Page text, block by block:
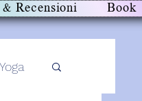
Recensioni Book